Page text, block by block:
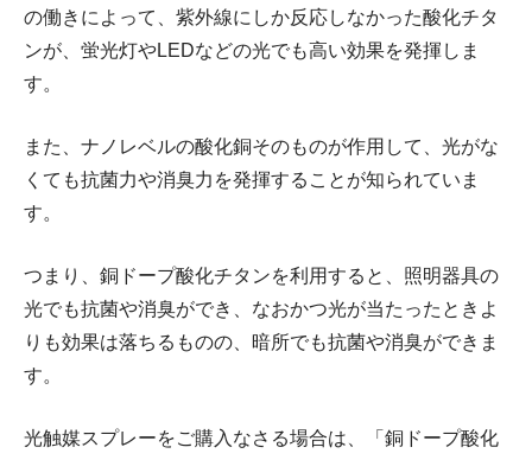
の働きによって、紫外線にしか反応しなかった酸化チタ
ンが、蛍光灯やLEDなどの光でも高い効果を発揮しま
す。
また、ナノレベルの酸化銅そのものが作用して、光がな
くても抗菌力や消臭力を発揮することが知られていま
す。
つまり、銅ドープ酸化チタンを利用すると、照明器具の
光でも抗菌や消臭ができ、なおかつ光が当たったときよ
りも効果は落ちるものの、暗所でも抗菌や消臭ができま
す。
光触媒スプレーをご購入なさる場合は、「銅ドープ酸化